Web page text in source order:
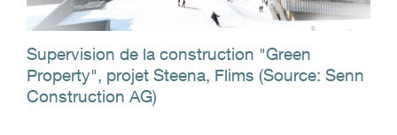
Supervision de la construction "Green
Property", projet Steena, Flims (Source: Senn
Construction AG)